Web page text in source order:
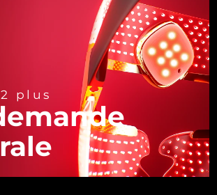
plus
Livraison estimée8/15/26
Livraison estimée8/16/26